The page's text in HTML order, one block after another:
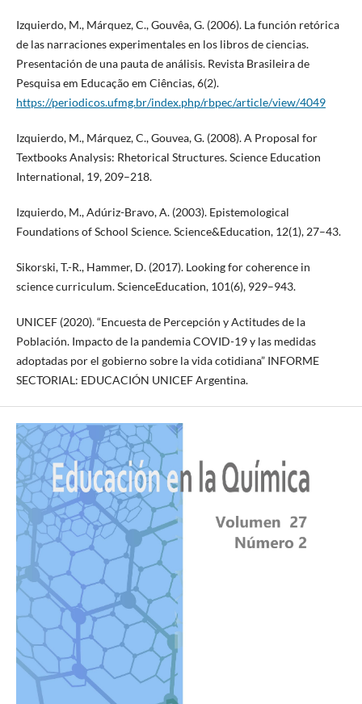
Izquierdo, M., Márquez, C., Gouvêa, G. (2006). La función retórica
de las narraciones experimentales en los libros de ciencias.
Presentación de una pauta de análisis. Revista Brasileira de
Pesquisa em Educação em Ciências, 6(2).
https://periodicos.ufmg.br/index.php/rbpec/article/view/4049
Izquierdo, M., Márquez, C., Gouvea, G. (2008). A Proposal for
Textbooks Analysis: Rhetorical Structures. Science Education
International, 19, 209–218.
Izquierdo, M., Adúriz-Bravo, A. (2003). Epistemological
Foundations of School Science. Science&Education, 12(1), 27–43.
Sikorski, T.-R., Hammer, D. (2017). Looking for coherence in
science curriculum. ScienceEducation, 101(6), 929–943.
UNICEF (2020). “Encuesta de Percepción y Actitudes de la
Población. Impacto de la pandemia COVID-19 y las medidas
adoptadas por el gobierno sobre la vida cotidiana” INFORME
SECTORIAL: EDUCACIÓN UNICEF Argentina.